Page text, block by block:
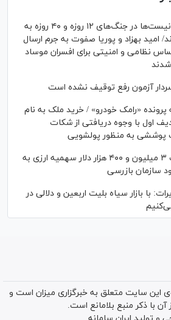
۲ عامل مهم صهیونیست‌ها در جنگ‌های ۱۲ روزه و ۴۰ روزه به
امید بهزاد و پوریا صفوت به جرم ارسال
نظامی و امنیتی برای افسران موساد
شدند
آزمون رفع توقیف نشده است
پرونده «رامک خودرو» / خرید ملک به نام
اول با وجوه دریافتی از شکات
پوششی به منظور پولشویی
جلوگیری از پرداخت ۳ میلیون و ۴۰۰ هزار دلار سهمیه ارزی به
سازمان بازرسی
با بازار سیاه بلیت اربعین و دلالی در
این سایت متعلق به خبرگزاری میزان است و
آن با ذکر منبع بلامانع است.